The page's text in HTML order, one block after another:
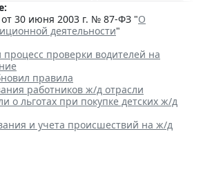
30 июня 2003 г. № 87-ФЗ "О
деятельности"
проверки водителей на
правила
работников ж/д отрасли
о льготах при покупке детских ж/д
и учета происшествий на ж/д